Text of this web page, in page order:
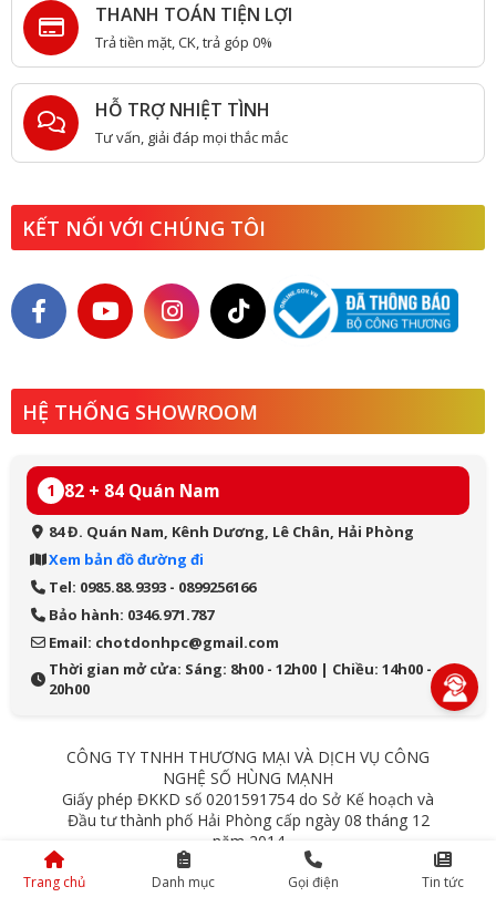
THANH TOÁN TIỆN LỢI
Trả tiền mặt, CK, trả góp 0%
HỖ TRỢ NHIỆT TÌNH
Tư vấn, giải đáp mọi thắc mắc
KẾT NỐI VỚI CHÚNG TÔI
HỆ THỐNG SHOWROOM
1 82 + 84 Quán Nam
84 Đ. Quán Nam, Kênh Dương, Lê Chân, Hải Phòng
Xem bản đồ đường đi
Tel: 0985.88.9393 - 0899256166
Bảo hành: 0346.971.787
Email: chotdonhpc@gmail.com
Thời gian mở cửa: Sáng: 8h00 - 12h00 | Chiều: 14h00 -
20h00
CÔNG TY TNHH THƯƠNG MẠI VÀ DỊCH VỤ CÔNG
NGHỆ SỐ HÙNG MẠNH
Giấy phép ĐKKD số 0201591754 do Sở Kế hoạch và
Đầu tư thành phố Hải Phòng cấp ngày 08 tháng 12
năm 2014
84 Quán Nam - Lê Chân - Hải Phòng
Trang chủ Danh mục Gọi điện Tin tức